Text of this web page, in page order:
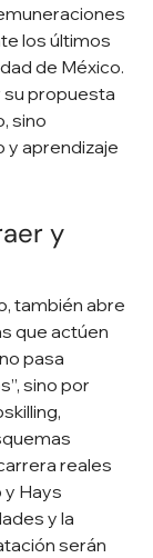
los últimos
de México.
su propuesta
sino
y aprendizaje
y
también abre
que actúen
pasa
sino por
reales
Hays
y la
serán